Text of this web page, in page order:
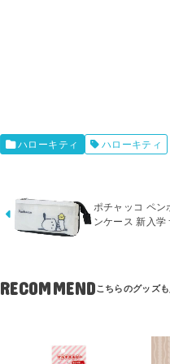
ハローキティ ハローキティ
ポチャッコ ペン
ンケース 新入学
RECOMMEND